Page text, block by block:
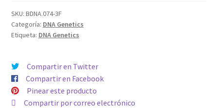
SKU: BDNA.074-3F
Categoría: DNA Genetics
Etiqueta: DNA Genetics
Compartir en Twitter
Compartir en Facebook
Pinear este producto
Compartir por correo electrónico